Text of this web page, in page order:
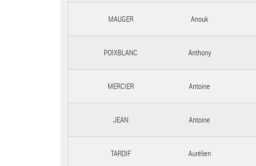
MAUGER Anouk
POIXBLANC Anthony
MERCIER Antoine
JEAN Antoine
TARDIF Aurélien